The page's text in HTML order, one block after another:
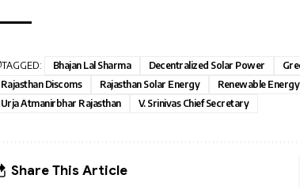
TAGGED: Bhajan Lal Sharma Decentralized Solar Power
Rajasthan Discoms
Rajasthan Solar Energy Renewable
Urja Atmanirbhar Rajasthan
V. Srinivas Chief Secretary
Share This Article